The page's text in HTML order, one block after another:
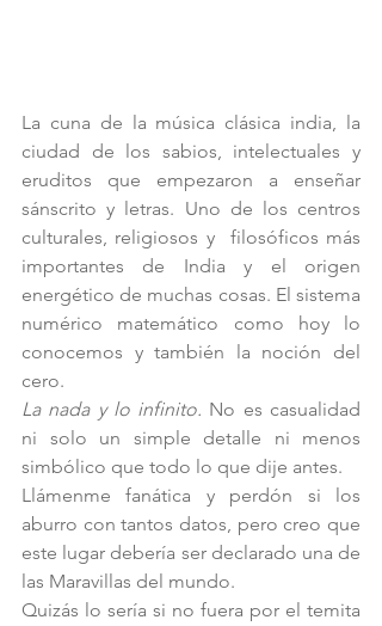
La cuna de la música clásica india, la
ciudad de los sabios, intelectuales y
eruditos que empezaron a enseñar
sánscrito y letras. Uno de los centros
culturales, religiosos y  filosóficos más
importantes de India y el origen
energético de muchas cosas. El sistema
numérico matemático como hoy lo
conocemos y también la noción del
cero.
La nada y lo infinito. No es casualidad
ni solo un simple detalle ni menos
simbólico que todo lo que dije antes.
Llámenme fanática y perdón si los
aburro con tantos datos, pero creo que
este lugar debería ser declarado una de
las Maravillas del mundo.
Quizás lo sería si no fuera por el temita